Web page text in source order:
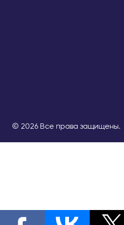
© 2026 Все права защищены.